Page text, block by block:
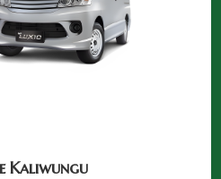
Kaliwungu